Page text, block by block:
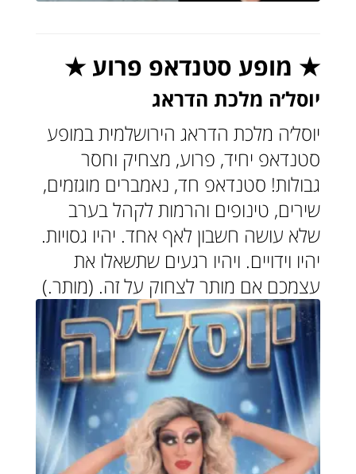
★ מופע סטנדאפ פרוע ★
יוסל׳ה מלכת הדראג
יוסל׳ה מלכת הדראג הירושלמית במופע
סטנדאפ יחיד, פרוע, מצחיק וחסר
גבולות! סטנדאפ חד, נאמברים מוגזמים,
שירים, טינופים והרמות לקהל בערב
שלא עושה חשבון לאף אחד. יהיו גסויות.
יהיו וידויים. ויהיו רגעים שתשאלו את
עצמכם אם מותר לצחוק על זה. (מותר.)